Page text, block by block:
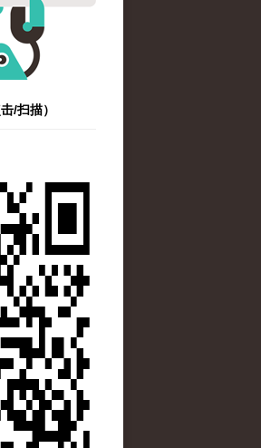
/扫描）